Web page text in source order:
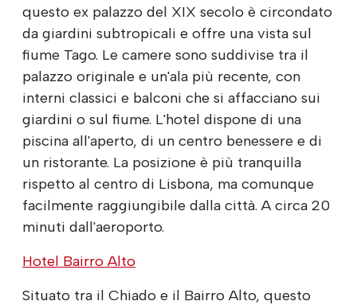
questo ex palazzo del XIX secolo è circondato
da giardini subtropicali e offre una vista sul
fiume Tago. Le camere sono suddivise tra il
palazzo originale e un'ala più recente, con
interni classici e balconi che si affacciano sui
giardini o sul fiume. L'hotel dispone di una
piscina all'aperto, di un centro benessere e di
un ristorante. La posizione è più tranquilla
rispetto al centro di Lisbona, ma comunque
facilmente raggiungibile dalla città. A circa 20
minuti dall'aeroporto.
Hotel Bairro Alto
Situato tra il Chiado e il Bairro Alto, questo